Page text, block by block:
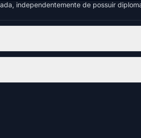
independentemente de possuir